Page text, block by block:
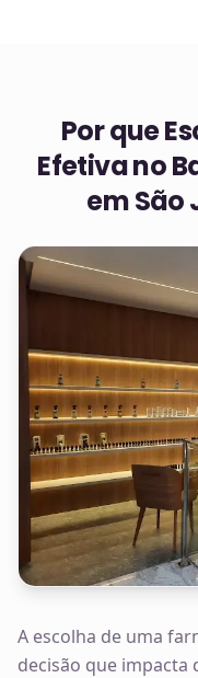
Por que
Efetiva no
em São
A escolha de uma
decisão que impacta